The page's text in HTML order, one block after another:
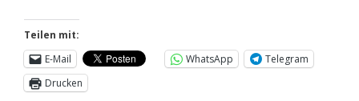
Teilen mit:
E-Mail
WhatsApp
Telegram
Drucken